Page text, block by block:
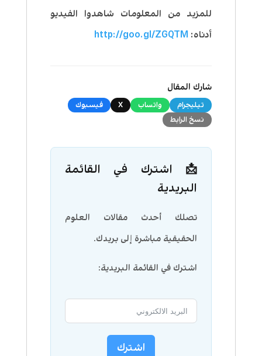
للمزيد من المعلومات شاهدوا الفيديو
أدناه: http://goo.gl/ZGQTM
شارك المقال
تيليجرام واتساب X
فيسبوك
نسخ الرابط
📩 اشترك في القائمة
البريدية
تصلك أحدث مقالات العلوم
الحقيقية مباشرة إلى بريدك.
اشترك في القائمة البريدية:
اشترك